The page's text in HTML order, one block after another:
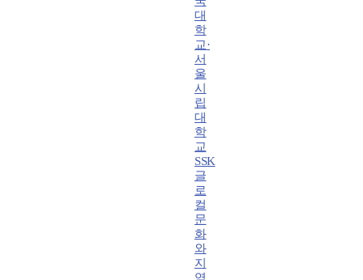
대
학
교·
서
울
시
립
대
학
교
SSK
글
로
컬
문
화
와
지